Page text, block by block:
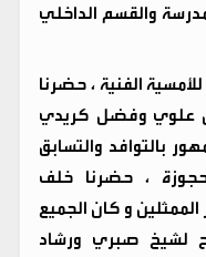
والقسم الداخلي
الفنية ، حضرنا
علوي وفضل كريدي
بالتوافد والتسابق
، حضرنا خلف
الممثلين و كان الجميع
لشيخ صبري ورشاد